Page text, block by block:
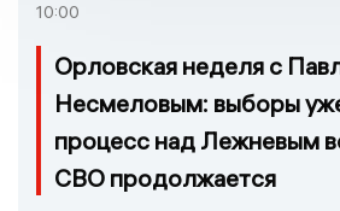
10:00
Орловская неделя с
Несмеловым: выборы
процесс над Лежневым
СВО продолжается